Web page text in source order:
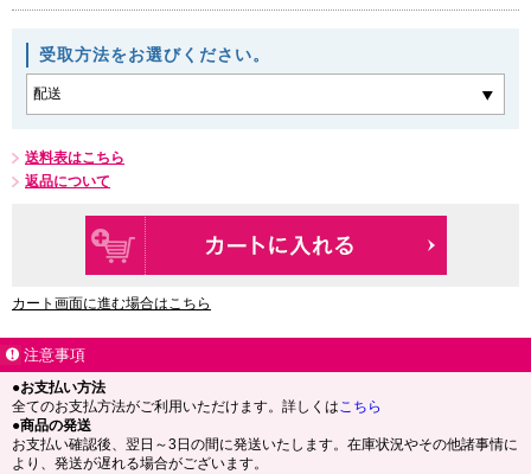
受取方法をお選びください。
送料表はこちら
返品について
カート画面に進む場合はこちら
注意事項
●お支払い方法
全てのお支払方法がご利用いただけます。詳しくはこちら
●商品の発送
お支払い確認後、翌日～3日の間に発送いたします。在庫状況やその他諸事情に
より、発送が遅れる場合がございます。